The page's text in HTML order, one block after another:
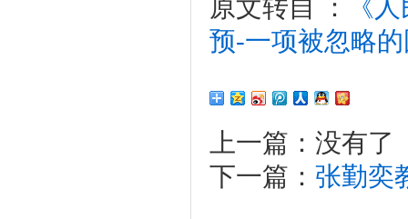
原文转自 ：
《
预-一项被忽略
上一篇：没有了
下一篇： 张勤奕